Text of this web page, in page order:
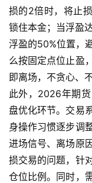
货
期
货
入
门
期
货
行
情
损的2倍时，将止
锁住本金；当浮盈
浮盈的50%位置，
么按固定点位止盈
即离场，不贪心、不
此外，2026年期
盘优化环节。交易
身操作习惯逐步调
进场信号、离场原
损交易的问题，针
仓位比例。同时，